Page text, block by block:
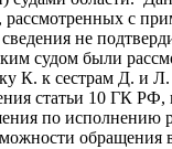
рассмотренных с
не
судом были
К. к сестрам Д. и
статьи 10 ГК
по исполнению